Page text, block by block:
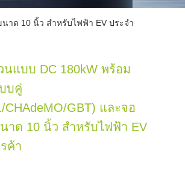
นาด 10 นิ้ว สําหรับไฟฟ้า EV ประจํา
แบบ DC 180kW พร้อม
บคู่
CHAdeMO/GBT) และจอ
าด 10 นิ้ว สําหรับไฟฟ้า EV
ค้า